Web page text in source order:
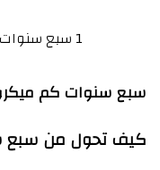
1 سبع سنوات = 2.20752E+14 ميكروثانية
سبع سنوات كم
كيف تحول من سبع